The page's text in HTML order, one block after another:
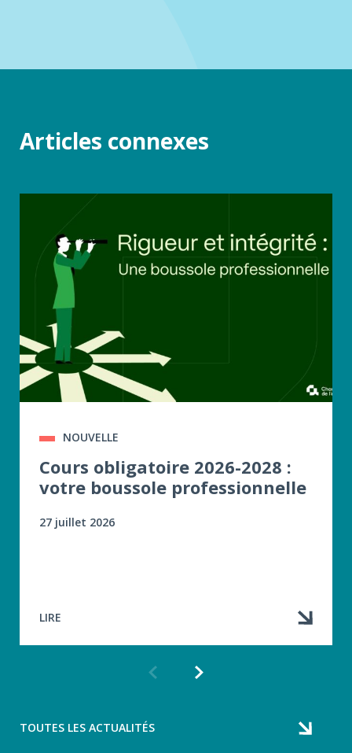
Articles connexes
NOUVELLE
Cours obligatoire 2026-2028 :
votre boussole professionnelle
27 juillet 2026
LIRE
TOUTES LES ACTUALITÉS